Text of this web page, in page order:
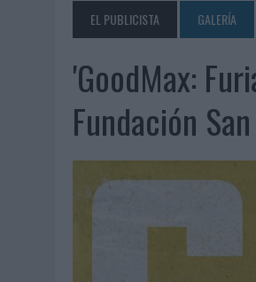
MG SPIRIT RELANZA
07/08/2026 | PATRÓN CONVIERTE
07/08/2026
EL VERANO PONE A
07/08/2026 | VUELING CONVIERTE
07/08/2026
CUANDO SE APAGUE
06/08/2026 | SIETE DE CADA DIEZ
EL PUBLICISTA GALERÍA
'GoodMax:
Fundación